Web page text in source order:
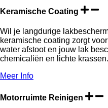
Keramische Coating
Wil je langdurige
keramische coating zorgt
water afstoot en jouw lak
chemicaliën en lichte krassen.
Meer Info
Motorruimte Reinigen